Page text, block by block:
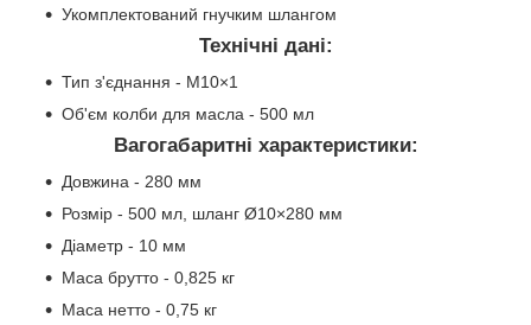
Укомплектований гнучким шлангом
Технічні дані:
Тип з'єднання - М10×1
Об'єм колби для масла - 500 мл
Вагогабаритні характеристики:
Довжина - 280 мм
Розмір - 500 мл, шланг Ø10×280 мм
Діаметр - 10 мм
Маса брутто - 0,825 кг
Маса нетто - 0,75 кг